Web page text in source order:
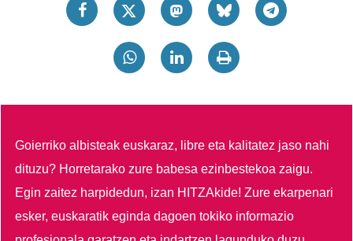
Goierriko albisteak euskaraz, libre eta kalitatez jaso nahi
dituzu? Horretarako zure babesa ezinbestekoa zaigu.
Egin zaitez harpidedun, izan HITZAkide!Zure ekarpenari
esker, euskaratik eginda dagoen tokiko informazio